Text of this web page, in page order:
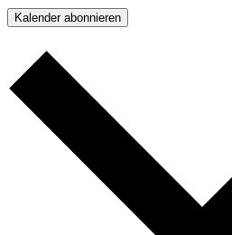
Kalender abonnieren